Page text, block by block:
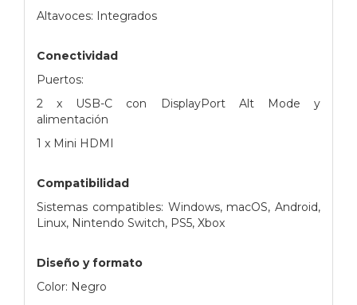
Altavoces: Integrados
Conectividad
Puertos:
2 x USB-C con DisplayPort Alt Mode y
alimentación
1 x Mini HDMI
Compatibilidad
Sistemas compatibles: Windows, macOS, Android,
Linux, Nintendo Switch, PS5, Xbox
Diseño y formato
Color: Negro